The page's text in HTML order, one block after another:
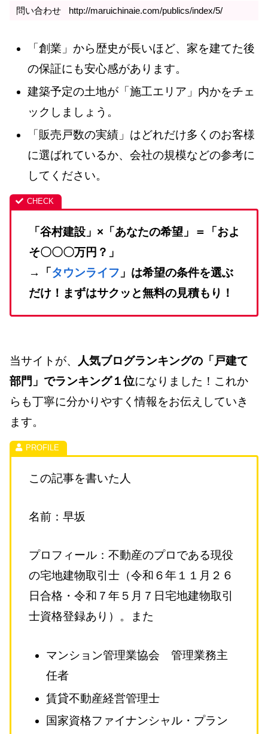
問い合わせ
http://maruichinaie.com/publics/index/5/
「創業」から歴史が長いほど、家を建てた後
の保証にも安心感があります。
建築予定の土地が「施工エリア」内かをチェ
ックしましょう。
「販売戸数の実績」はどれだけ多くのお客様
に選ばれているか、会社の規模などの参考に
してください。
「谷村建設」×「あなたの希望」＝「およ
そ〇〇〇万円？」
→「タウンライフ 」は希望の条件を選ぶ
だけ！まずはサクッと無料の見積もり！
当サイトが、
人気ブログランキングの「戸建て
部門」でランキング１位になりました！これか
らも丁寧に分かりやすく情報をお伝えしていき
ます。
この記事を書いた人
名前：早坂
プロフィール：不動産のプロである現役
の宅地建物取引士（令和６年１１月２６
日合格・令和７年５月７日宅地建物取引
士資格登録あり）。また
マンション管理業協会 管理業務主
任者
賃貸不動産経営管理士
国家資格ファイナンシャル・プラン